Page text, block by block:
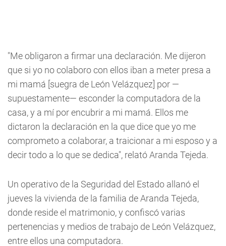
"Me obligaron a firmar una declaración. Me dijeron
que si yo no colaboro con ellos iban a meter presa a
mi mamá [suegra de León Velázquez] por —
supuestamente— esconder la computadora de la
casa, y a mí por encubrir a mi mamá. Ellos me
dictaron la declaración en la que dice que yo me
comprometo a colaborar, a traicionar a mi esposo y a
decir todo a lo que se dedica", relató Aranda Tejeda.
Un operativo de la Seguridad del Estado allanó el
jueves la vivienda de la familia de Aranda Tejeda,
donde reside el matrimonio, y confiscó varias
pertenencias y medios de trabajo de León Velázquez,
entre ellos una computadora.